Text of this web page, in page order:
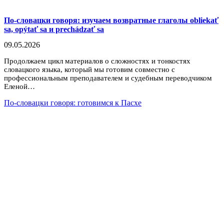
По-словацки говоря: изучаем возвратные глаголы obliekať
sa, opýtať sa и prechádzať sa
09.05.2026
Продолжаем цикл материалов о сложностях и тонкостях
словацкого языка, который мы готовим совместно с
профессиональным преподавателем и судебным переводчиком
Еленой…
По-словацки говоря: готовимся к Пасхе